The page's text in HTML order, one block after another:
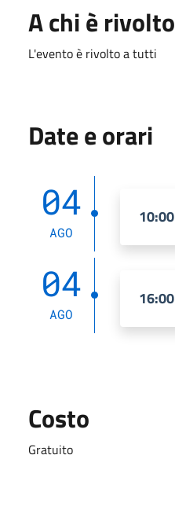
A chi è rivolto
L'evento è rivolto a tutti
Date e orari
04
AGO
04
AGO
Costo
Gratuito